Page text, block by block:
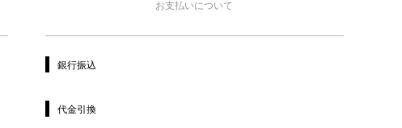
お支払いについて
銀行振込
代金引換